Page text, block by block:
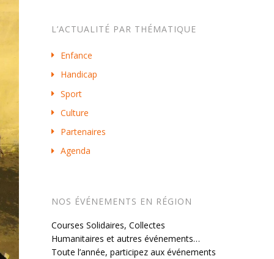
L’ACTUALITÉ PAR THÉMATIQUE
Enfance
Handicap
Sport
Culture
Partenaires
Agenda
NOS ÉVÉNEMENTS EN RÉGION
Courses Solidaires, Collectes
Humanitaires et autres événements…
Toute l’année, participez aux événements